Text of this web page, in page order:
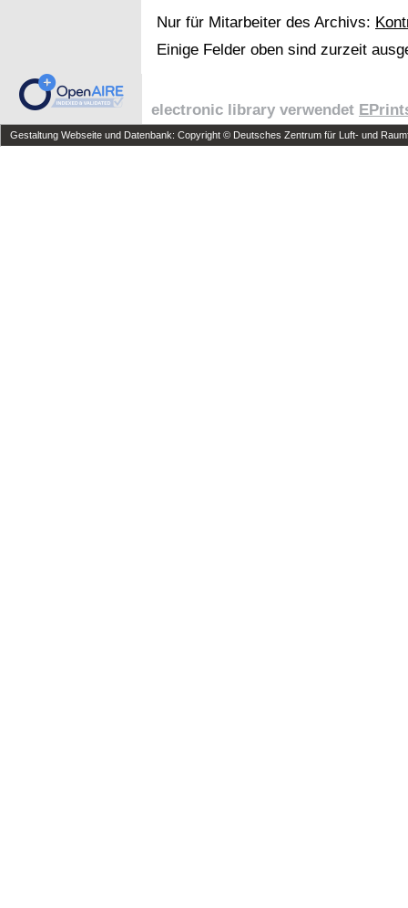
Nur für Mitarbeiter des Archivs:
Einige Felder oben sind zurzeit
electronic library verwendet
Gestaltung Webseite und Datenbank: Copyright © Deutsches Zentrum für Luft- und